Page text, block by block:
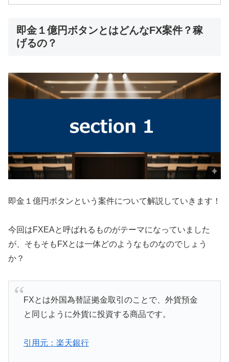
即金１億円ボタンとはどんなFX案件？稼
げるの？
即金１億円ボタンという案件について解説していきます！
今回はFXEAと呼ばれるものがテーマになっていました
が、そもそもFXとは一体どのようなものなのでしょう
か？
FXとは外国為替証拠金取引のことで、外貨預金
と同じように外貨に投資する商品です。
引用元：楽天銀行